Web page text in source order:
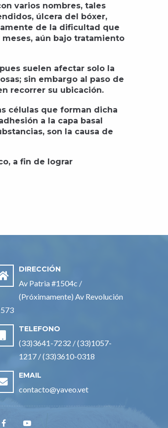
varios nombres, tales
úlcera del bóxer,
de la dificultad que
aún bajo tratamiento
suelen afectar solo la
sin embargo al paso de
recorrer su ubicación.
células que forman dicha
a la capa basal
son la causa de
a fin de lograr
DIRECCIÓN
Av Patria #1504c /
(Próximamente) Av Revolución
TELEFONO
(33)3641-7232 / (33)1057-
1217 / (33)3610-0318
EMAIL
contacto@yaveo.vet